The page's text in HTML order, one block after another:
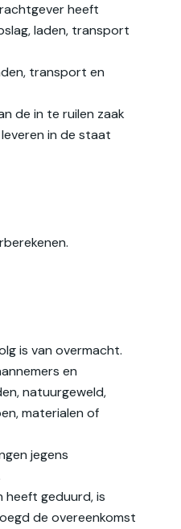
heeft
laden, transport
transport en
de in te ruilen zaak
in de staat
is van overmacht.
en
natuurgeweld,
materialen of
jegens
heeft geduurd, is
de overeenkomst